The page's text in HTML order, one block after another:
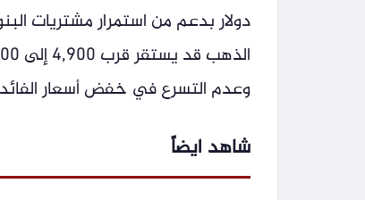
دولار بدعم من استمرار مشتريات
وعدم التسرع في خفض أسعار
شاهد ايضاً